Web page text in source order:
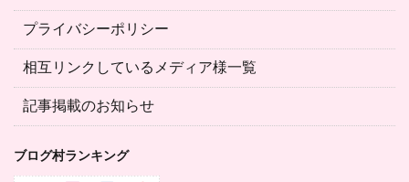
プライバシーポリシー
相互リンクしているメディア様一覧
記事掲載のお知らせ
ブログ村ランキング